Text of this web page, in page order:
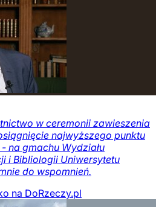
w ceremonii zawieszenia
najwyższego punktu
na gmachu Wydziału
i Bibliologii Uniwersytetu
do wspomnień.
na DoRzeczy.pl